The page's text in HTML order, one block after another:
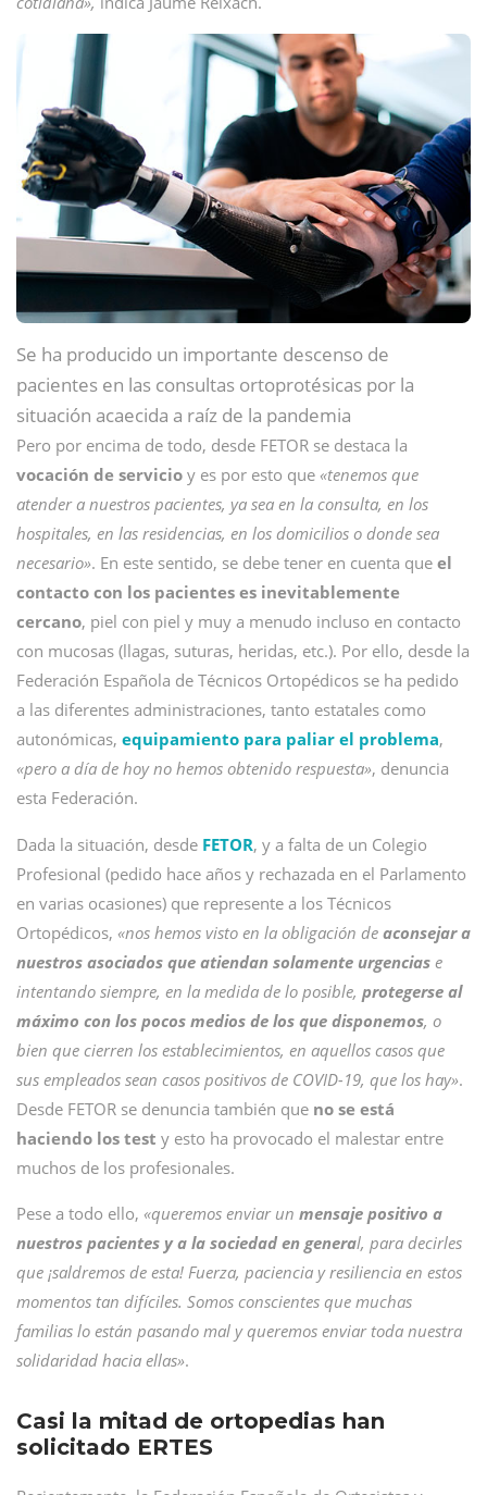
Se ha producido un importante descenso de
pacientes en las consultas ortoprotésicas por la
situación acaecida a raíz de la pandemia
Pero por encima de todo, desde FETOR se destaca la
vocación de servicio y es por esto que «tenemos que
atender a nuestros pacientes, ya sea en la consulta, en los
hospitales, en las residencias, en los domicilios o donde sea
necesario». En este sentido, se debe tener en cuenta que el
contacto con los pacientes es inevitablemente
cercano, piel con piel y muy a menudo incluso en contacto
con mucosas (llagas, suturas, heridas, etc.). Por ello, desde la
Federación Española de Técnicos Ortopédicos se ha pedido
a las diferentes administraciones, tanto estatales como
autonómicas, equipamiento para paliar el problema,
«pero a día de hoy no hemos obtenido respuesta», denuncia
esta Federación.
Dada la situación, desde FETOR, y a falta de un Colegio
Profesional (pedido hace años y rechazada en el Parlamento
en varias ocasiones) que represente a los Técnicos
Ortopédicos, «nos hemos visto en la obligación de aconsejar a
nuestros asociados que atiendan solamente urgencias e
intentando siempre, en la medida de lo posible, protegerse al
máximo con los pocos medios de los que disponemos, o
bien que cierren los establecimientos, en aquellos casos que
sus empleados sean casos positivos de COVID-19, que los hay».
Desde FETOR se denuncia también que no se está
haciendo los test y esto ha provocado el malestar entre
muchos de los profesionales.
Pese a todo ello, «queremos enviar un mensaje positivo a
nuestros pacientes y a la sociedad en general, para decirles
que ¡saldremos de esta! Fuerza, paciencia y resiliencia en estos
momentos tan difíciles. Somos conscientes que muchas
familias lo están pasando mal y queremos enviar toda nuestra
solidaridad hacia ellas».
Casi la mitad de ortopedias han
solicitado ERTES